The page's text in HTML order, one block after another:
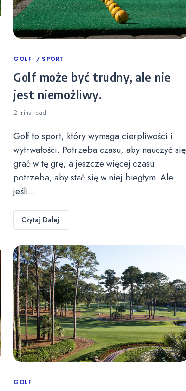
Categories
GOLF SPORT
Golf może być trudny, ale nie
jest niemożliwy.
2 mins read
Golf to sport, który wymaga cierpliwości i
wytrwałości. Potrzeba czasu, aby nauczyć się
grać w tę grę, a jeszcze więcej czasu
potrzeba, aby stać się w niej biegłym. Ale
jeśli…
Czytaj Dalej
Categories
GOLF